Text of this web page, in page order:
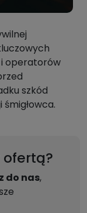
i operatorów
szkód
do nas,